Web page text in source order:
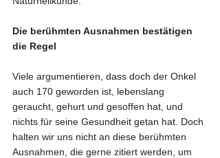
Die berühmten Ausnahmen bestätigen
die Regel
Viele argumentieren, dass doch der Onkel
auch 170 geworden ist, lebenslang
geraucht, gehurt und gesoffen hat, und
nichts für seine Gesundheit getan hat. Doch
halten wir uns nicht an diese berühmten
Ausnahmen, die gerne zitiert werden, um